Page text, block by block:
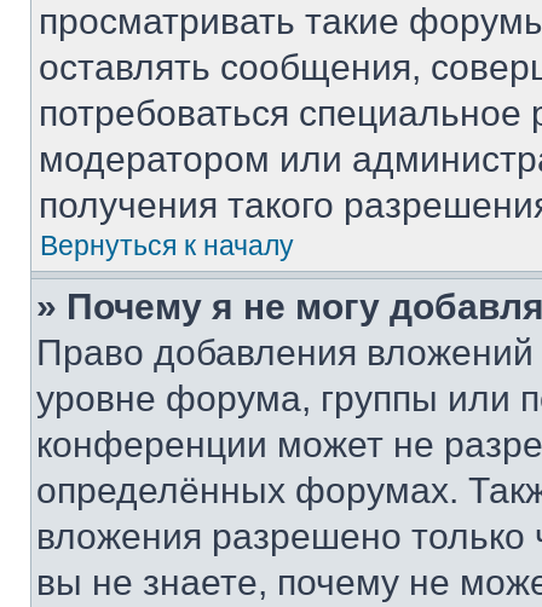
просматривать такие
оставлять сообщения,
потребоваться
модератором или
получения такого
Вернуться к началу
» Почему я не могу
Право добавления
уровне форума, группы или
конференции может не
определённых форумах.
вложения разрешено
вы не знаете, почему не